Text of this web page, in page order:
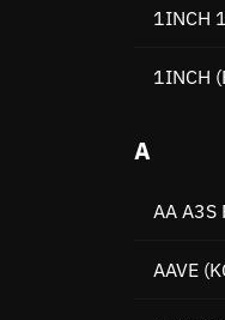
1INCH
1INCH
A
AA A3S
AAVE